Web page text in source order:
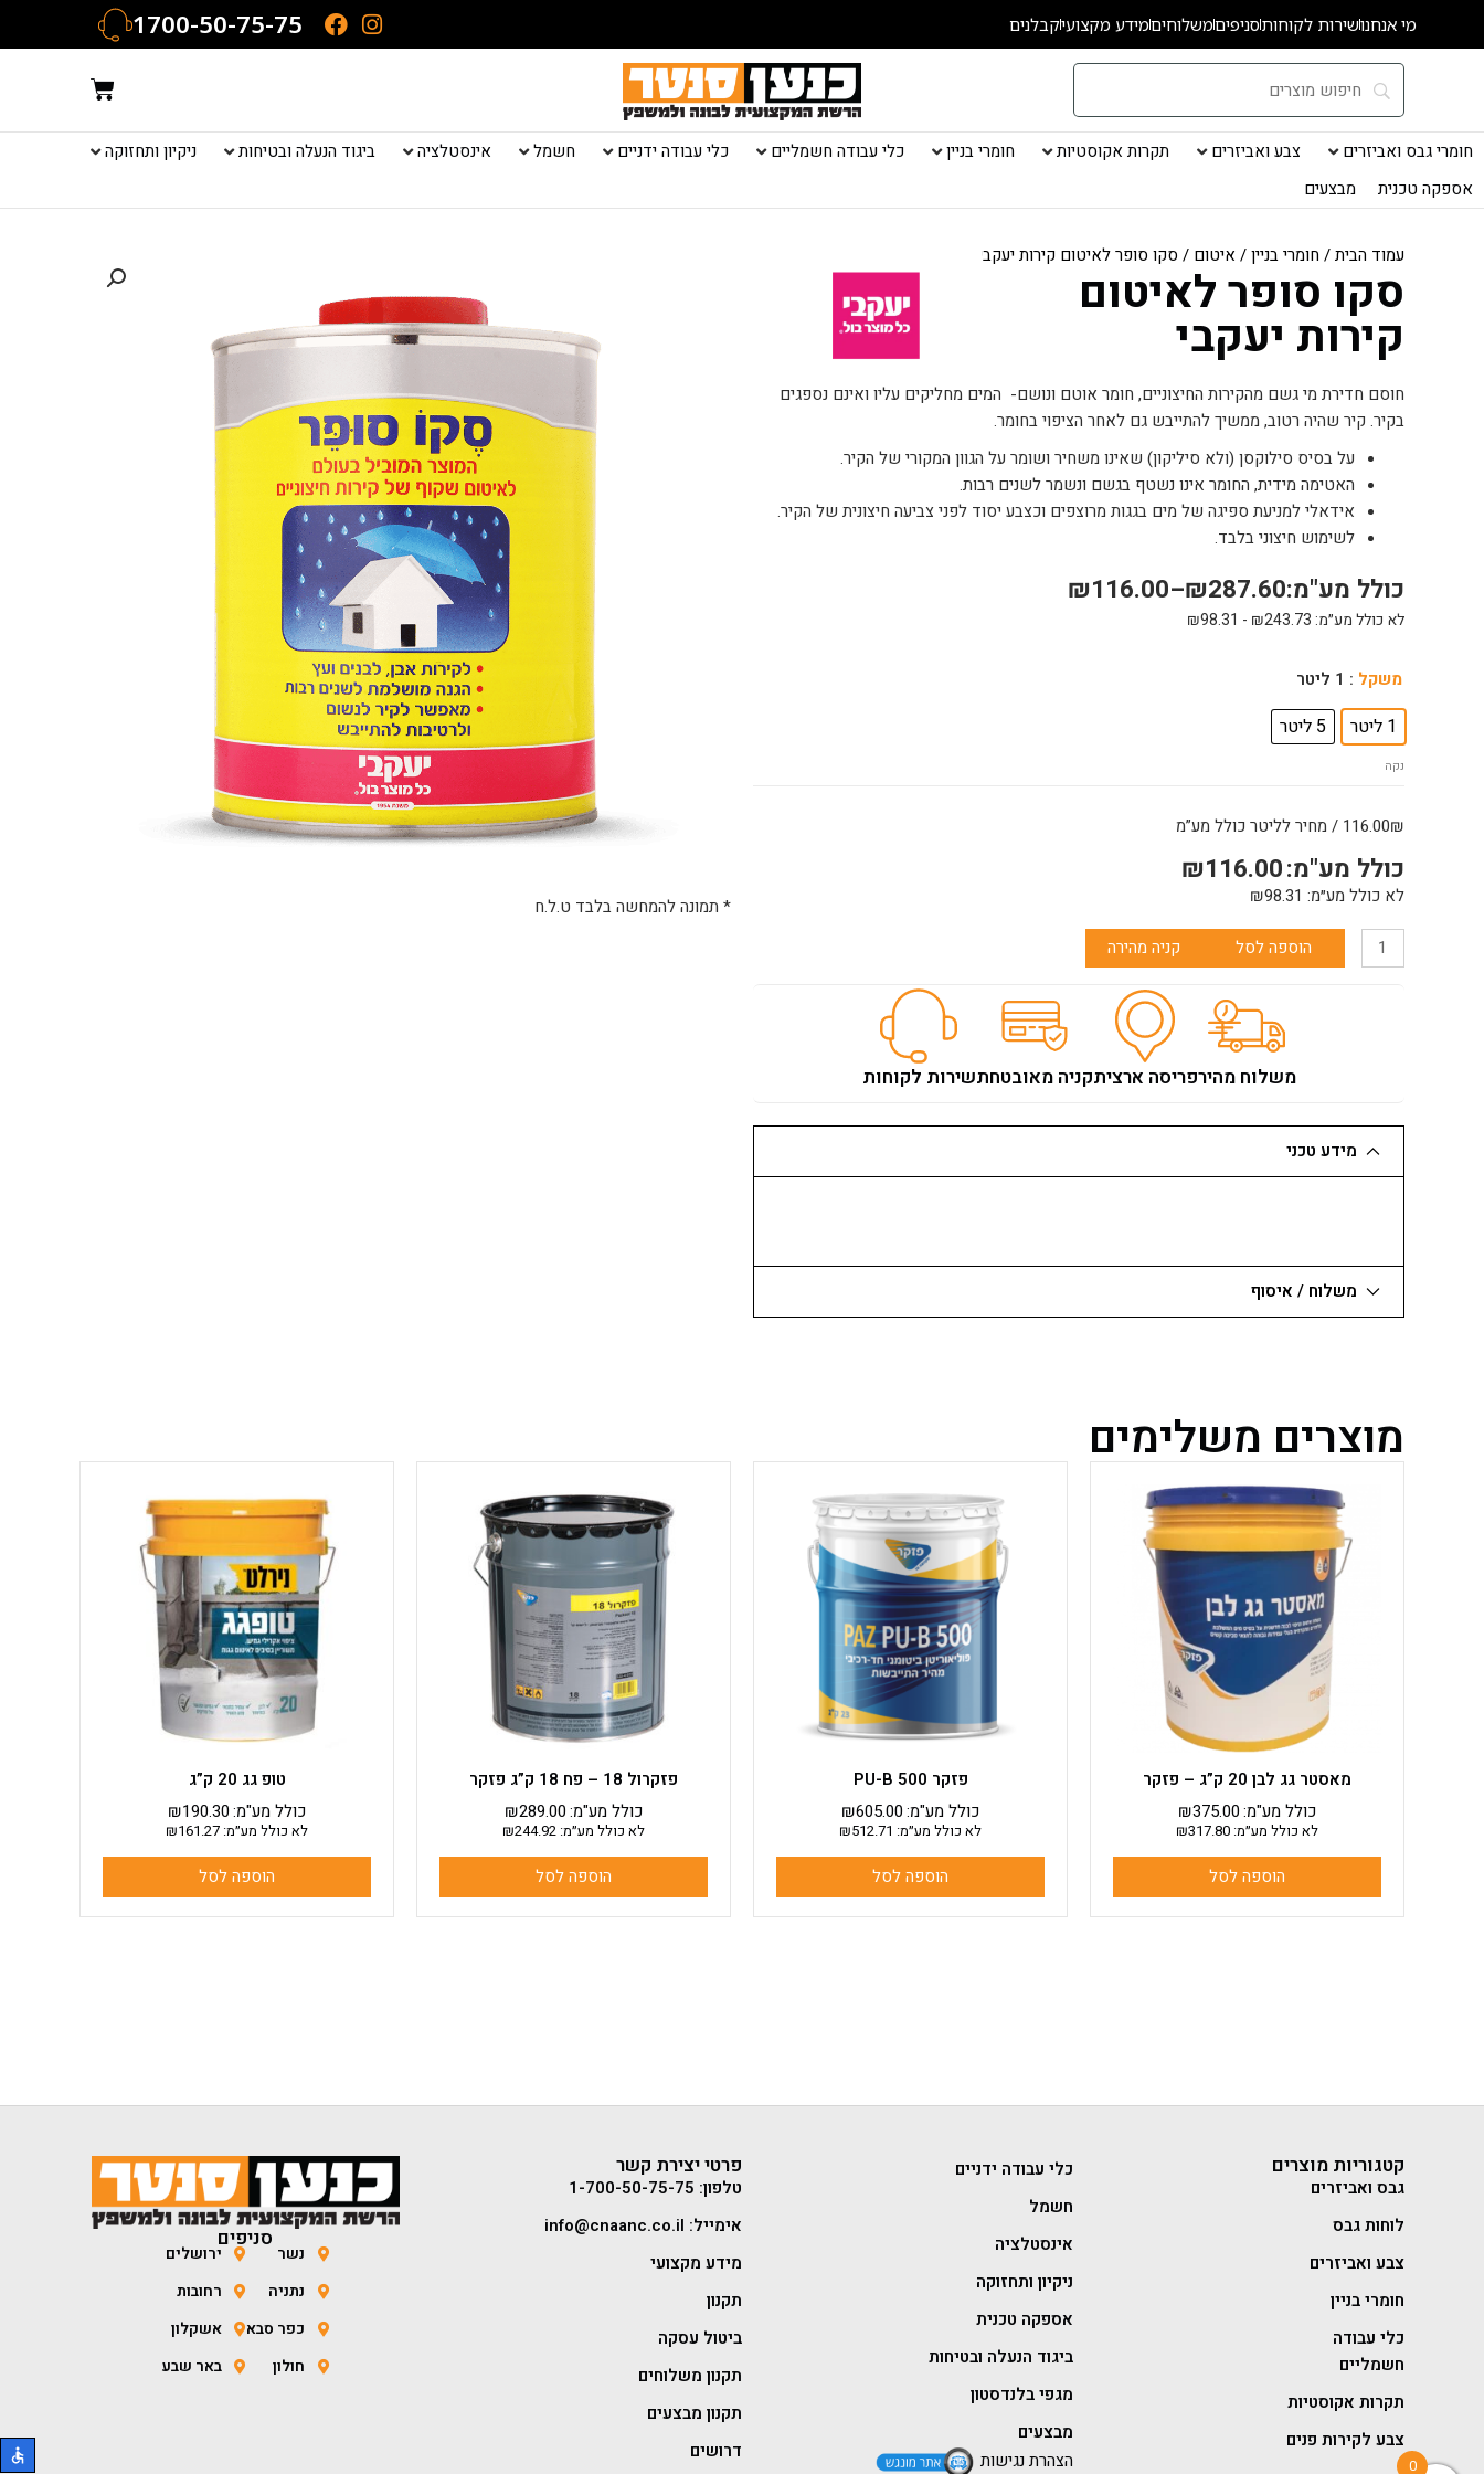
מי אנחנושירות לקוחותסניפיםמשלוחיםמידע מקצועיקבלנים 1700-50-75-75
עגלת
קניות
חומרי גבס ואביזרים צבע ואביזרים תקרות אקוסטיות חומרי בניין כלי עבודה חשמליים כלי עבודה ידניים חשמל אינסטלציה ביגוד הנעלה ובטיחות
ניקיון ותחזוקה
אספקה טכנית
מבצעים
עמוד הבית/ חומרי בניין/ איטום / סקו סופר לאיטום קירות יעקבי
סקו סופר לאיטום
קירות יעקבי
חוסם חדירת מי גשם מהקירות החיצוניים, חומר אוטם ונושם- המים מחליקים עליו ואינם נספגים
בקיר. קיר שהיה רטוב, ממשיך להתייבש גם לאחר הציפוי בחומר.
על בסיס סילוקסן (ולא סיליקון) שאינו משחיר ושומר על הגוון המקורי של הקיר.
האטימה מידית, החומר אינו נשטף בגשם ונשמר לשנים רבות.
אידאלי למניעת ספיגה של מים בגגות מרוצפים וכצבע יסוד לפני צביעה חיצונית של הקיר.
לשימוש חיצוני בלבד.
₪116.00–₪287.60כולל מע"מ:
לא כולל מע״מ: ₪243.73
-
₪98.31
משקל : 1 ליטר
1 ליטר 5 ליטר
נקה
116.00₪ / מחיר לליטר כולל מע”מ
₪116.00כולל מע"מ:
לא כולל מע״מ: ₪98.31
כמות
סקו
סופר
לאיטום
יעקבי
הוספה לסל קניה מהירה
משלוח מהירפריסה ארציתקניה מאובטחתשירות לקוחות
מידע טכני
משלוח / איסוף
* תמונה להמחשה בלבד ט.ל.ח
מוצרים משלימים
מאסטר גג לבן 20 ק”ג – פזקר
₪375.00כולל מע"מ:
לא כולל מע״מ: ₪317.80
הוספה לסל
פזקר PU-B 500
₪605.00כולל מע"מ:
לא כולל מע״מ: ₪512.71
הוספה לסל
פזקרול 18 – פח 18 ק”ג פזקר
₪289.00כולל מע"מ:
לא כולל מע״מ: ₪244.92
הוספה לסל
טופ גג 20 ק”ג
₪190.30כולל מע"מ:
לא כולל מע״מ: ₪161.27
הוספה לסל
קטגוריות מוצרים
גבס ואביזרים
לוחות גבס
צבע ואביזרים
חומרי בניין
כלי עבודה
חשמליים
תקרות אקוסטיות
צבע לקירות פנים
כלי עבודה ידניים
חשמל
אינסטלציה
ניקיון ותחזוקה
אספקה טכנית
ביגוד הנעלה ובטיחות
מגפי בלנדסטון
מבצעים
הצהרת נגישות
פרטי יצירת קשר
טלפון: 1-700-50-75-75
אימייל: info@cnaanc.co.il
מידע מקצועי
תקנון
ביטול עסקה
תקנון משלוחים
תקנון מבצעים
דרושים
סניפים
נשר
נתניה
כפר סבא
חולון
ירושלים
רחובות
אשקלון
באר שבע
0